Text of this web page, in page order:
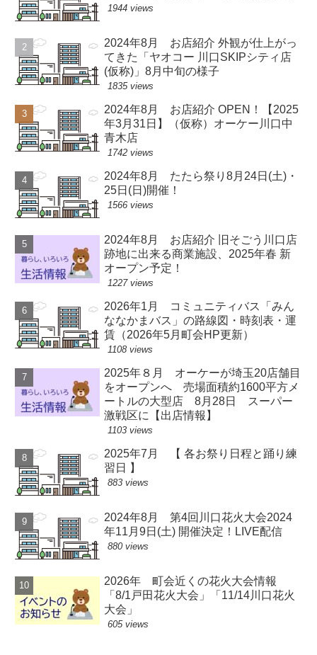
1944 views
2024年8月 お店紹介 外観が仕上がっ
てきた「ヤオコー 川口SKIPシティ店
(仮称)」8月中旬の様子
1835 views
2024年8月 お店紹介 OPEN！【2025
年3月31日】（仮称）オーケー川口中
青木店
1742 views
2024年8月 たたら祭り8月24日(土)・
25日(日)開催！
1566 views
2024年8月 お店紹介 旧そごう川口店
跡地に出来る商業施設、2025年春 新
オープン予定！
1227 views
2026年1月 コミュニティバス「みん
ななかまバス」の路線図・時刻表・運
賃（2026年5月町会HP更新）
1108 views
2025年８月 オーケーが埼玉20店舗目
をオープンへ 売場面積約1600平方メ
ートルの大型店 8月28日 スーパー
激戦区に【出店情報】
1103 views
2025年7月 【 各お祭り日程と踊り練
習日 】
883 views
2024年8月 第4回川口花火大会2024
年11月9日(土) 開催決定！LIVE配信
880 views
2026年 町会近くの花火大会情報
「8/1戸田花火大会」「11/14川口花火
大会」
605 views